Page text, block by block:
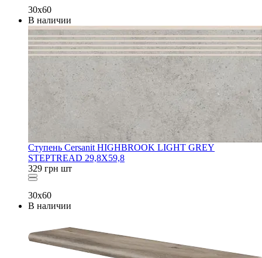
30x60
В наличии
Ступень Cersanit HIGHBROOK LIGHT GREY
STEPTREAD 29,8X59,8
329 грн шт
30x60
В наличии